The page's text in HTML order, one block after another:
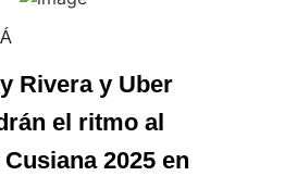
Rivera y Uber
el ritmo al
2025 en